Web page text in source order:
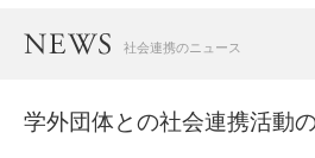
社会連携のニュース
学外団体との社会連携活動